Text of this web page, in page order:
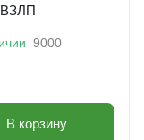
9000
В корзину